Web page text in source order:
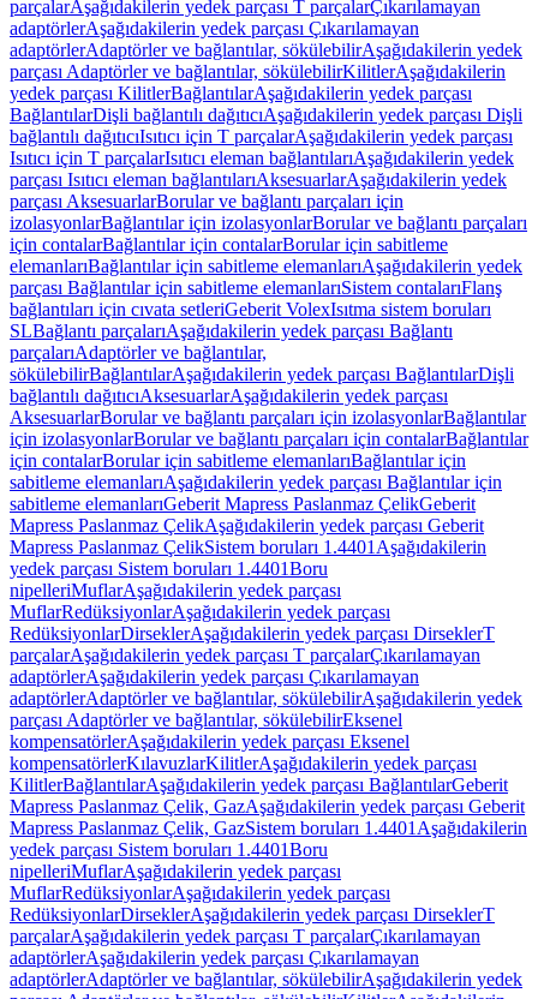
parçalarAşağıdakilerin yedek parçası T parçalarÇıkarılamayan
adaptörlerAşağıdakilerin yedek parçası Çıkarılamayan
adaptörlerAdaptörler ve bağlantılar, sökülebilirAşağıdakilerin yedek
parçası Adaptörler ve bağlantılar, sökülebilirKilitlerAşağıdakilerin
yedek parçası KilitlerBağlantılarAşağıdakilerin yedek parçası
BağlantılarDişli bağlantılı dağıtıcıAşağıdakilerin yedek parçası Dişli
bağlantılı dağıtıcıIsıtıcı için T parçalarAşağıdakilerin yedek parçası
Isıtıcı için T parçalarIsıtıcı eleman bağlantılarıAşağıdakilerin yedek
parçası Isıtıcı eleman bağlantılarıAksesuarlarAşağıdakilerin yedek
parçası AksesuarlarBorular ve bağlantı parçaları için
izolasyonlarBağlantılar için izolasyonlarBorular ve bağlantı parçaları
için contalarBağlantılar için contalarBorular için sabitleme
elemanlarıBağlantılar için sabitleme elemanlarıAşağıdakilerin yedek
parçası Bağlantılar için sabitleme elemanlarıSistem contalarıFlanş
bağlantıları için cıvata setleriGeberit VolexIsıtma sistem boruları
SLBağlantı parçalarıAşağıdakilerin yedek parçası Bağlantı
parçalarıAdaptörler ve bağlantılar,
sökülebilirBağlantılarAşağıdakilerin yedek parçası BağlantılarDişli
bağlantılı dağıtıcıAksesuarlarAşağıdakilerin yedek parçası
AksesuarlarBorular ve bağlantı parçaları için izolasyonlarBağlantılar
için izolasyonlarBorular ve bağlantı parçaları için contalarBağlantılar
için contalarBorular için sabitleme elemanlarıBağlantılar için
sabitleme elemanlarıAşağıdakilerin yedek parçası Bağlantılar için
sabitleme elemanlarıGeberit Mapress Paslanmaz ÇelikGeberit
Mapress Paslanmaz ÇelikAşağıdakilerin yedek parçası Geberit
Mapress Paslanmaz ÇelikSistem boruları 1.4401 Aşağıdakilerin
yedek parçası Sistem boruları 1.4401Boru
nipelleriMuflarAşağıdakilerin yedek parçası
MuflarRedüksiyonlarAşağıdakilerin yedek parçası
RedüksiyonlarDirseklerAşağıdakilerin yedek parçası DirseklerT
parçalarAşağıdakilerin yedek parçası T parçalarÇıkarılamayan
adaptörlerAşağıdakilerin yedek parçası Çıkarılamayan
adaptörlerAdaptörler ve bağlantılar, sökülebilirAşağıdakilerin yedek
parçası Adaptörler ve bağlantılar, sökülebilirEksenel
kompensatörlerAşağıdakilerin yedek parçası Eksenel
kompensatörlerKılavuzlarKilitlerAşağıdakilerin yedek parçası
KilitlerBağlantılarAşağıdakilerin yedek parçası BağlantılarGeberit
Mapress Paslanmaz Çelik, GazAşağıdakilerin yedek parçası Geberit
Mapress Paslanmaz Çelik, GazSistem boruları 1.4401 Aşağıdakilerin
yedek parçası Sistem boruları 1.4401Boru
nipelleriMuflarAşağıdakilerin yedek parçası
MuflarRedüksiyonlarAşağıdakilerin yedek parçası
RedüksiyonlarDirseklerAşağıdakilerin yedek parçası DirseklerT
parçalarAşağıdakilerin yedek parçası T parçalarÇıkarılamayan
adaptörlerAşağıdakilerin yedek parçası Çıkarılamayan
adaptörlerAdaptörler ve bağlantılar, sökülebilirAşağıdakilerin yedek